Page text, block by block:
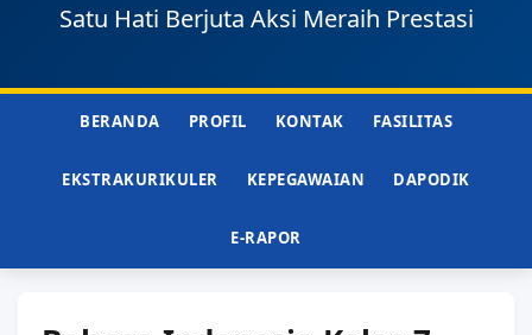
Satu Hati Berjuta Aksi Meraih Prestasi
BERANDA PROFIL KONTAK FASILITAS
EKSTRAKURIKULER KEPEGAWAIAN DAPODIK
E-RAPOR